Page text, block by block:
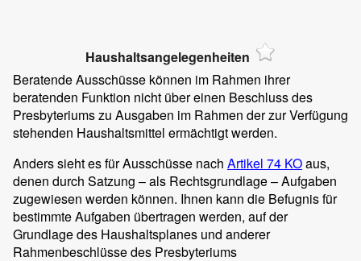
Haushaltsangelegenheiten
Beratende Ausschüsse können im Rahmen ihrer
beratenden Funktion nicht über einen Beschluss des
Presbyteriums zu Ausgaben im Rahmen der zur Verfügung
stehenden Haushaltsmittel ermächtigt werden.
Anders sieht es für Ausschüsse nach Artikel 74 KOaus,
denen durch Satzung – als Rechtsgrundlage – Aufgaben
zugewiesen werden können. Ihnen kann die Befugnis für
bestimmte Aufgaben übertragen werden, auf der
Grundlage des Haushaltsplanes und anderer
Rahmenbeschlüsse des Presbyteriums